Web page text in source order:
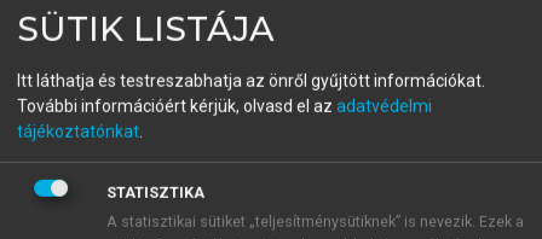
KRISZTIÁN (SZERK.)
Családorvosi ismeretek
Előadás és fakultációs jegyzet
menu_book OLVASÁS
SÜTIK LISTÁJA
Itt láthatja és testreszabhatja az önről gyűjtött információkat.
További információért kérjük, olvasd el az adatvédelmi
tájékoztatónkat.
STATISZTIKA
A statisztikai sütiket „teljesítménysütiknek” is nevezik. Ezek a